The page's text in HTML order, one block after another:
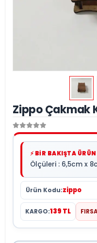
Zippo Çakmak
⚡ BİR BAKIŞTA ÜRÜN
Ölçüleri : 6,5cm x
Ürün Kodu:zippo
KARGO:139 TL